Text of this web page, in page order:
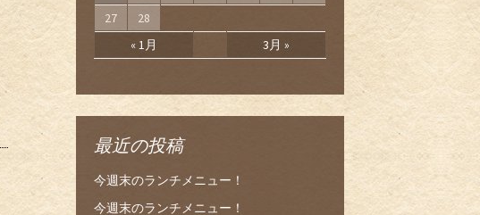
« 1月 3月 »
27
28
最近の投稿
今週末のランチメニュー！
今週末のランチメニュー！